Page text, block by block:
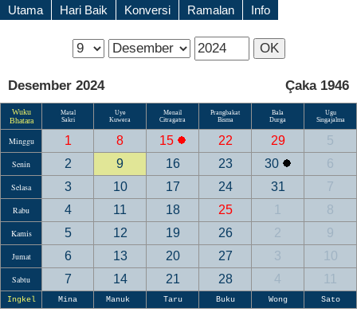
Utama Hari Baik Konversi Ramalan Info
Desember 2024 Çaka 1946
Wuku
Bhatara
Matal
Sakri
Uye
Kuwera
Menail
Citragatra
Prangbakat
Bisma
Bala
Durga
Ugu
Singajalma
Minggu 1 8 15 22 29 5
Senin 2 9 16 23 30 6
Selasa 3 10 17 24 31 7
Rabu 4 11 18 25 1 8
Kamis 5 12 19 26 2 9
Jumat 6 13 20 27 3 10
Sabtu 7 14 21 28 4 11
Ingkel Mina Manuk Taru Buku Wong Sato